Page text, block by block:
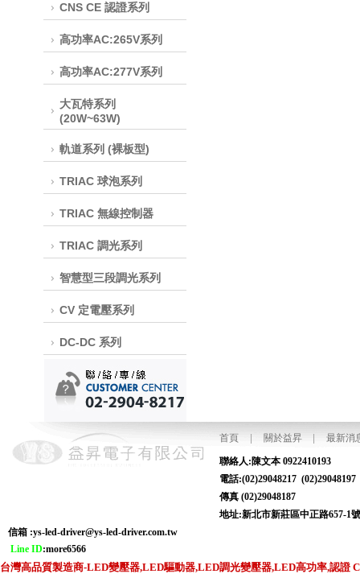
CNS CE 認證系列
高功率AC:265V系列
高功率AC:277V系列
大瓦特系列
(20W~63W)
軌道系列 (裸板型)
TRIAC 球泡系列
TRIAC 無線控制器
TRIAC 調光系列
智慧型三段調光系列
CV 定電壓系列
DC-DC 系列
首頁 關於益昇|最新消
聯絡人:陳
電話:(02)29048217
傳真 (02)29048187
地址:新北市新莊區中正
信箱 :ys-led-driver@ys-led-driver.com.tw
Line ID:more6566
台灣高品質製造商-LED變壓器,LED驅動器,LED調光變壓器,LED高功率,認證